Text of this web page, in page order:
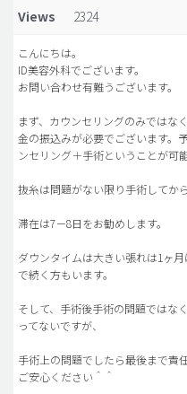
idニュース
病院紹介
安全整形
料金一覧
ご相談のお問い合わせ
Views
2324
こんにちは。
ID美容外科でございます。
お問い合わせ有難うございます。
まず、カウンセリングのみではな
金の振込みが必要でございます。
ンセリング＋手術ということが可能
抜糸は問題がない限り手術してか
滞在は7－8日をお勧めします。
ダウンタイムは大きい張れは1ヶ
で続く方もいます。
そして、手術後手術の問題ではな
ってないですが、
手術上の問題でしたら最後まで責
ご安心ください＾＾